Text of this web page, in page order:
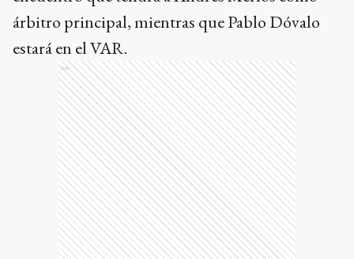
árbitro principal, mientras que Pablo Dóvalo
estará en el VAR.
Ads